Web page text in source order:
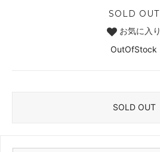
SOLD OUT
お気に入り
OutOfStock
SOLD OUT